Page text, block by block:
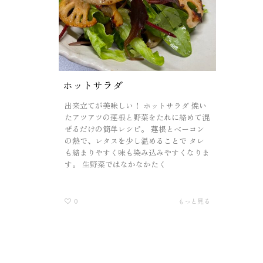
ホットサラダ
出来立てが美味しい！ ホットサラダ 焼い
たアツアツの蓮根と野菜をたれに絡めて混
ぜるだけの簡単レシピ。 蓮根とベーコン
の熱で、レタスを少し温めることで タレ
も絡まりやすく味も染み込みやすくなりま
す。 生野菜ではなかなかたく
0 もっと見る